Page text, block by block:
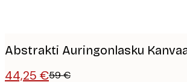
Abstrakti Auringonlasku
44,25 €59 €